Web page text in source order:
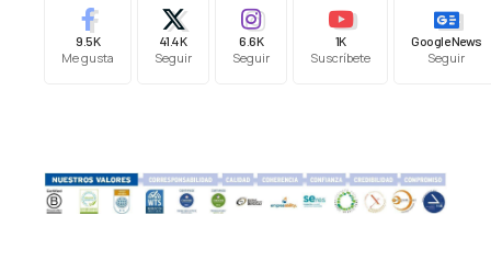
9.5K
Me gusta
41.4K
Seguir
6.6K
Seguir
1K
Suscríbete
Google News
Seguir